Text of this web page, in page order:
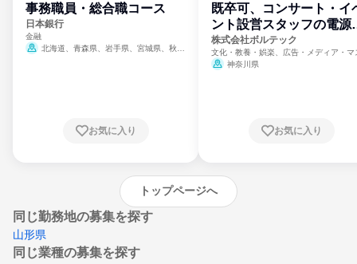
事務職員・総合職コース
日本銀行
金融
北海道、青森県、岩手県、宮城県、秋田
崎県、熊本県、大分県、宮崎県、鹿児島県、
お気に入り
既卒可、コンサート・イ
ント設営スタッフの電源
門
株式会社ボルテック
文化・教養・娯楽、広告・メディア・マ
ミ、電力・ガス・水道・エネルギー
神奈川県
お気に入り
トップページへ
同じ勤務地の募集を探す
山形県
同じ業種の募集を探す